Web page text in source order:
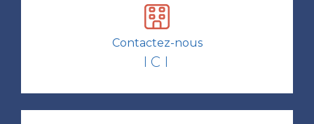
Contactez-nous
ICI